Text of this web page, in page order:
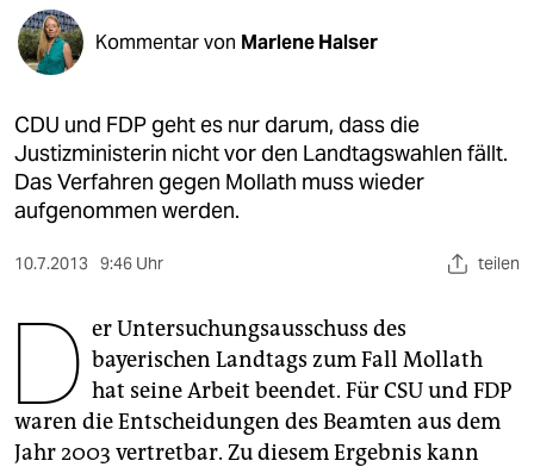
öko
gesellschaft
kultur
sport
berlin
wahrheit
verlag
verlag
Kommentar von Marlene Halser
CDU und FDP geht es nur darum, dass die
Justizministerin nicht vor den Landtagswahlen fällt.
Das Verfahren gegen Mollath muss wieder
aufgenommen werden.
10.7.2013 9:46 Uhr teilen
D er Untersuchungsausschuss des
bayerischen Landtags zum Fall Mollath
hat seine Arbeit beendet. Für CSU und FDP
waren die Entscheidungen des Beamten aus dem
Jahr 2003 vertretbar. Zu diesem Ergebnis kann